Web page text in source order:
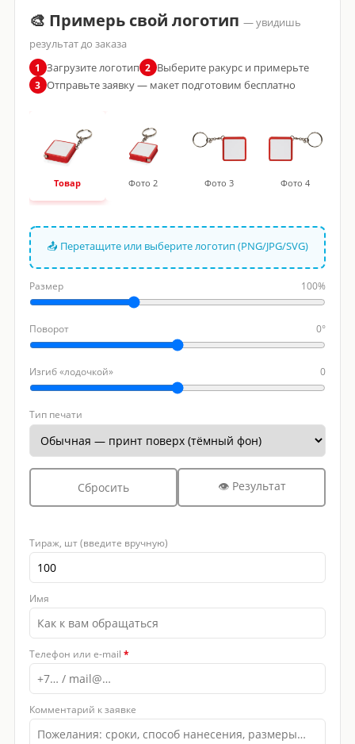
🎨 Примерь свой логотип — увидишь
результат до заказа
1 Загрузите логотип 2 Выберите ракурс и примерьте
3 Отправьте заявку — макет подготовим бесплатно
Товар Фото 2 Фото 3 Фото 4
📤 Перетащите или выберите логотип (PNG/JPG/SVG)
Размер 100%
Поворот 0°
Изгиб «лодочкой» 0
Тип печати
Сбросить 👁 Результат
Тираж, шт (введите вручную)
Имя
Телефон или e-mail *
Комментарий к заявке